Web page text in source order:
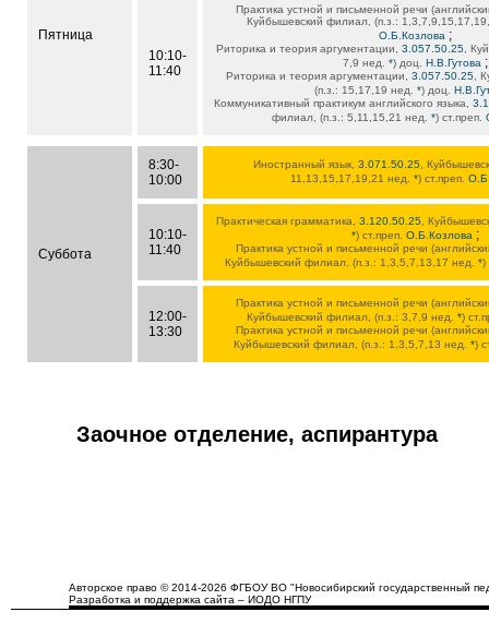
Пятница
10:10-
11:40
Практика устной и письменной речи
Куйбышевский филиал, (п.з.:
О.Б.Козлова ;
Риторика и теория аргументации,3.057.50.25 ,
7,9 нед.*) доц.Н.В.Гутова ;
Риторика и теория аргументации,3.057.50.25 ,
(п.з.: 15,17,19 нед.*) доц.
Коммуникативный практикум английского языка,
филиал, (п.з.: 5,11,15,21 нед.*) ст.преп.
Суббота
8:30-
10:00
Иностранный язык, 3.071.50.25 ,
11,13,15,17,19,21 нед. *) ст.преп.
10:10-
11:40
Практическая грамматика, 3.120.50.25 ,
*) ст.преп.О.Б.Козлова ;
Практика устной и письменной речи
Куйбышевский филиал, (п.з.: 1,3,5,7,13,17 нед.*)
12:00-
13:30
Практика устной и письменной речи
Куйбышевский филиал, (п.з.: 3,7,9 нед. *)
Практика устной и письменной речи
Куйбышевский филиал, (п.з.: 1,3,5,7,13 нед. *)
Заочное отделение, аспирантура
Авторское право © 2014-2026 ФГБОУ ВО "Новосибирский государственный
Разработка и поддержка сайта – ИОДО НГПУ